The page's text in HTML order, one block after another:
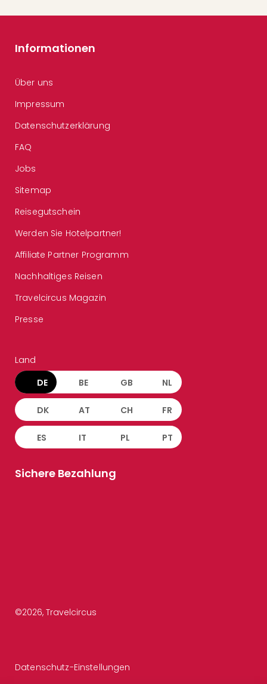
Informationen
Über uns
Impressum
Datenschutzerklärung
FAQ
Jobs
Sitemap
Reisegutschein
Werden Sie Hotelpartner!
Affiliate Partner Programm
Nachhaltiges Reisen
Travelcircus Magazin
Presse
Land
DE BE GB NL
DK AT CH FR
ES IT PL PT
Sichere Bezahlung
©2026, Travelcircus
Datenschutz-Einstellungen